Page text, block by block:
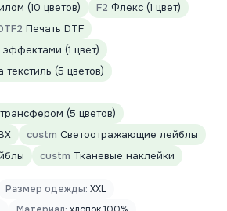
(10 цветов) F2 Флекс (1 цвет)
Печать DTF
(1 цвет)
(5 цветов)
(5 цветов)
custm Светоотражающие лейблы
custm Тканевые наклейки
Размер одежды: XXL